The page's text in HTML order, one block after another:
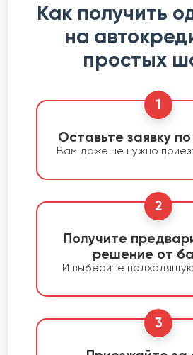
Как получить
на
простых
1
Оставьте заявку
Вам даже не нужно
2
Получите
решение от
И выберите
3